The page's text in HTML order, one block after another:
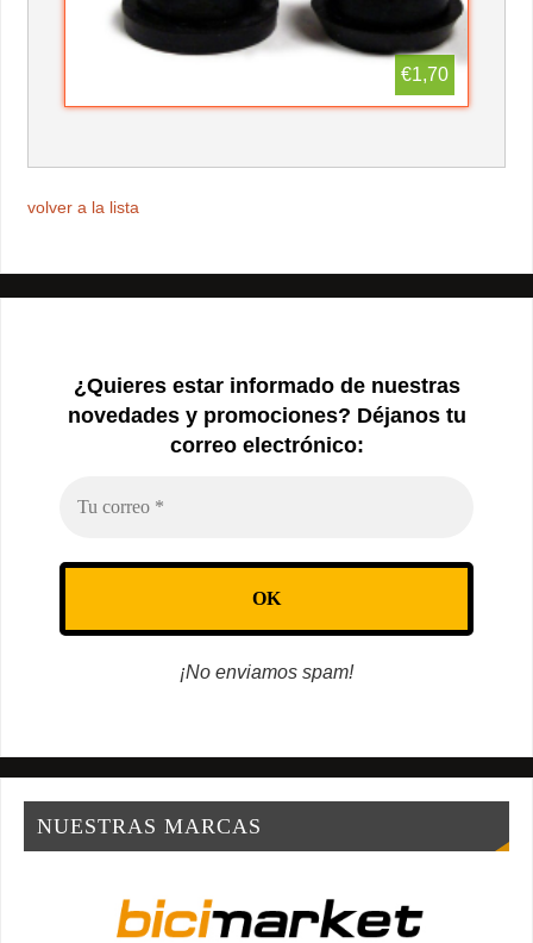
€1,70
volver a la lista
¿Quieres estar informado de nuestras
novedades y promociones? Déjanos tu
correo electrónico:
¡No enviamos spam!
NUESTRAS MARCAS